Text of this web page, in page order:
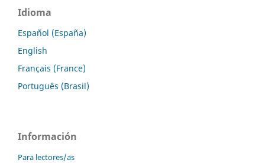
Idioma
Español (España)
English
Français (France)
Português (Brasil)
Información
Para lectores/as